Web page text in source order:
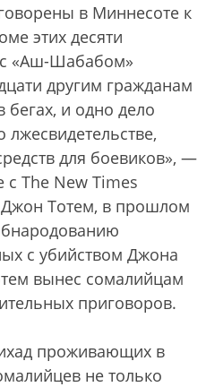
в Миннесоте к
этих десяти
с «Аш-Шабабом»
другим гражданам
и одно дело
лжесвидетельстве,
для боевиков», —
с The New Times
Тотем, в прошлом
с убийством Джона
вынес сомалийцам
приговоров.
проживающих в
не только